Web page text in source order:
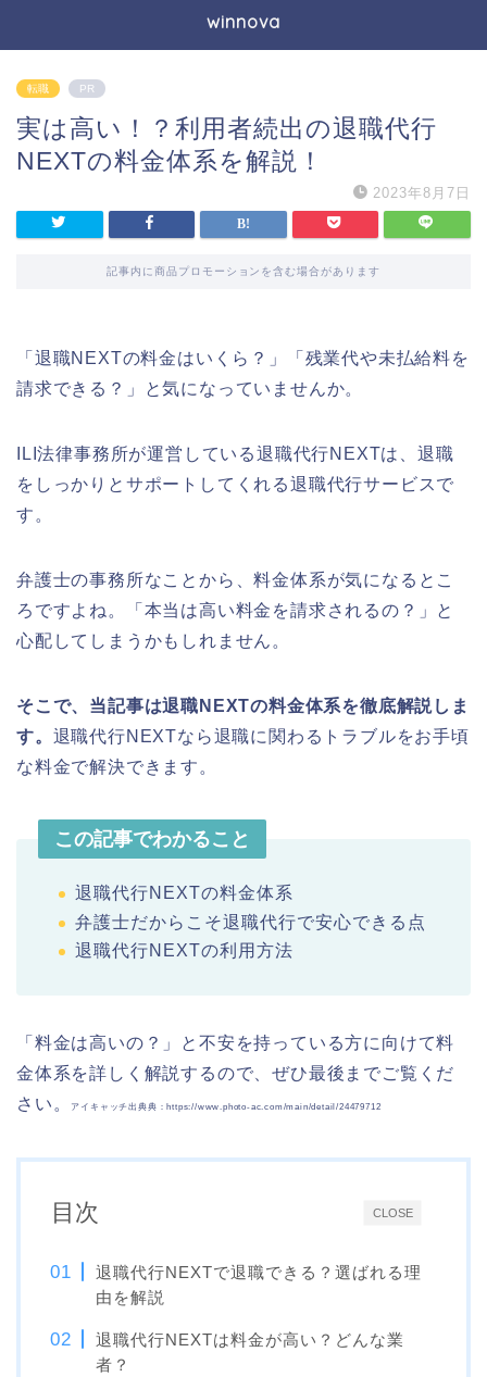
winnova
転職 PR
実は高い！？利用者続出の退職代行
NEXTの料金体系を解説！
2023年8月7日
記事内に商品プロモーションを含む場合があります
「退職NEXTの料金はいくら？」「残業代や未払給料を
請求できる？」と気になっていませんか。
ILI法律事務所が運営している退職代行NEXTは、退職
をしっかりとサポートしてくれる退職代行サービスで
す。
弁護士の事務所なことから、料金体系が気になるとこ
ろですよね。「本当は高い料金を請求されるの？」と
心配してしまうかもしれません。
そこで、当記事は退職NEXTの料金体系を徹底解説しま
す。 退職代行NEXTなら退職に関わるトラブルをお手頃
な料金で解決できます。
この記事でわかること
退職代行NEXTの料金体系
弁護士だからこそ退職代行で安心できる点
退職代行NEXTの利用方法
「料金は高いの？」と不安を持っている方に向けて料
金体系を詳しく解説するので、ぜひ最後までご覧くだ
さい。
アイキャッチ出典典：https://www.photo-ac.com/main/detail/24479712
CLOSE
目次
退職代行NEXTで退職できる？選ばれる理
由を解説
退職代行NEXTは料金が高い？どんな業
者？